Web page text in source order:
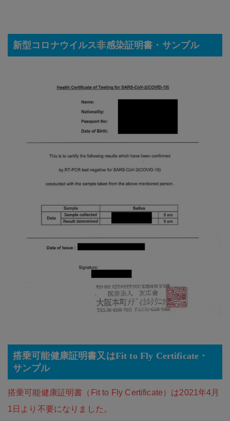
新型コロナウイルス非感染証明書・サンプル
搭乗可能健康証明書又はFit to Fly Certificate・
サンプル
搭乗可能健康証明書（Fit to Fly Certificate）は2021年4月
1日より不要になりました。